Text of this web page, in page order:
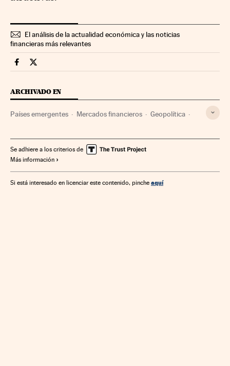
El análisis de la actualidad económica y las noticias
financieras más relevantes
Mercados Financieros Cinco Días en Facebook
Mercados Financieros Cinco Días en Twitter
ARCHIVADO EN
Países emergentes Mercados financieros Geopolítica
Se adhiere a los criterios de
Más información
Si está interesado en licenciar este contenido, pinche aquí